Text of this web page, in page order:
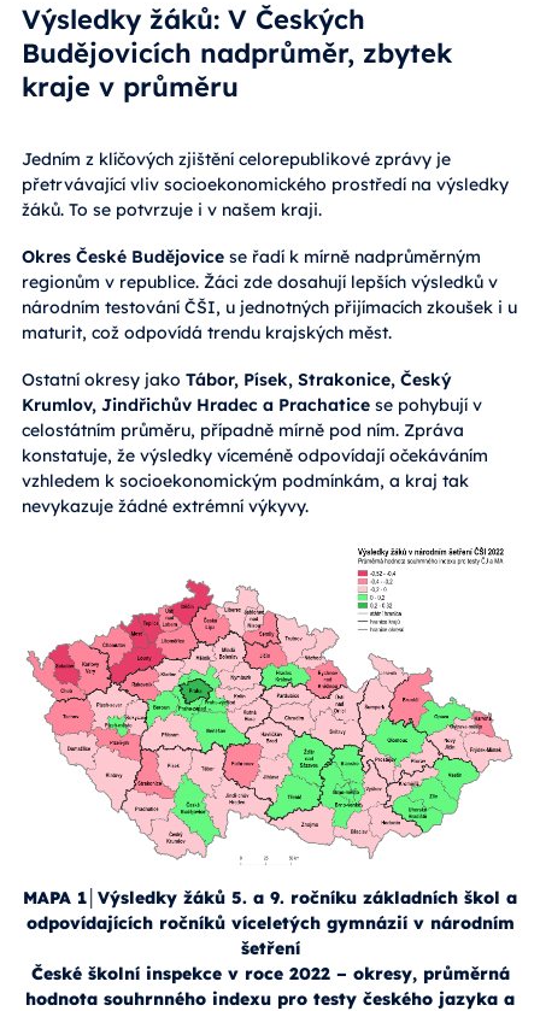
Výsledky žáků: V Českých
Budějovicích nadprůměr, zbytek
kraje v průměru
Jedním z klíčových zjištění celorepublikové zprávy je
přetrvávající vliv socioekonomického prostředí na výsledky
žáků. To se potvrzuje i v našem kraji.
Okres České Budějovice se řadí k mírně nadprůměrným
regionům v republice. Žáci zde dosahují lepších výsledků v
národním testování ČŠI, u jednotných přijímacích zkoušek i u
maturit, což odpovídá trendu krajských měst.
Ostatní okresy jako Tábor, Písek, Strakonice, Český
Krumlov, Jindřichův Hradec a Prachatice se pohybují v
celostátním průměru, případně mírně pod ním. Zpráva
konstatuje, že výsledky víceméně odpovídají očekáváním
vzhledem k socioekonomickým podmínkám, a kraj tak
nevykazuje žádné extrémní výkyvy.
MAPA 1│Výsledky žáků 5. a 9. ročníku základních škol a
odpovídajících ročníků víceletých gymnázií v národním
šetření
České školní inspekce v roce 2022 – okresy, průměrná
hodnota souhrnného indexu pro testy českého jazyka a